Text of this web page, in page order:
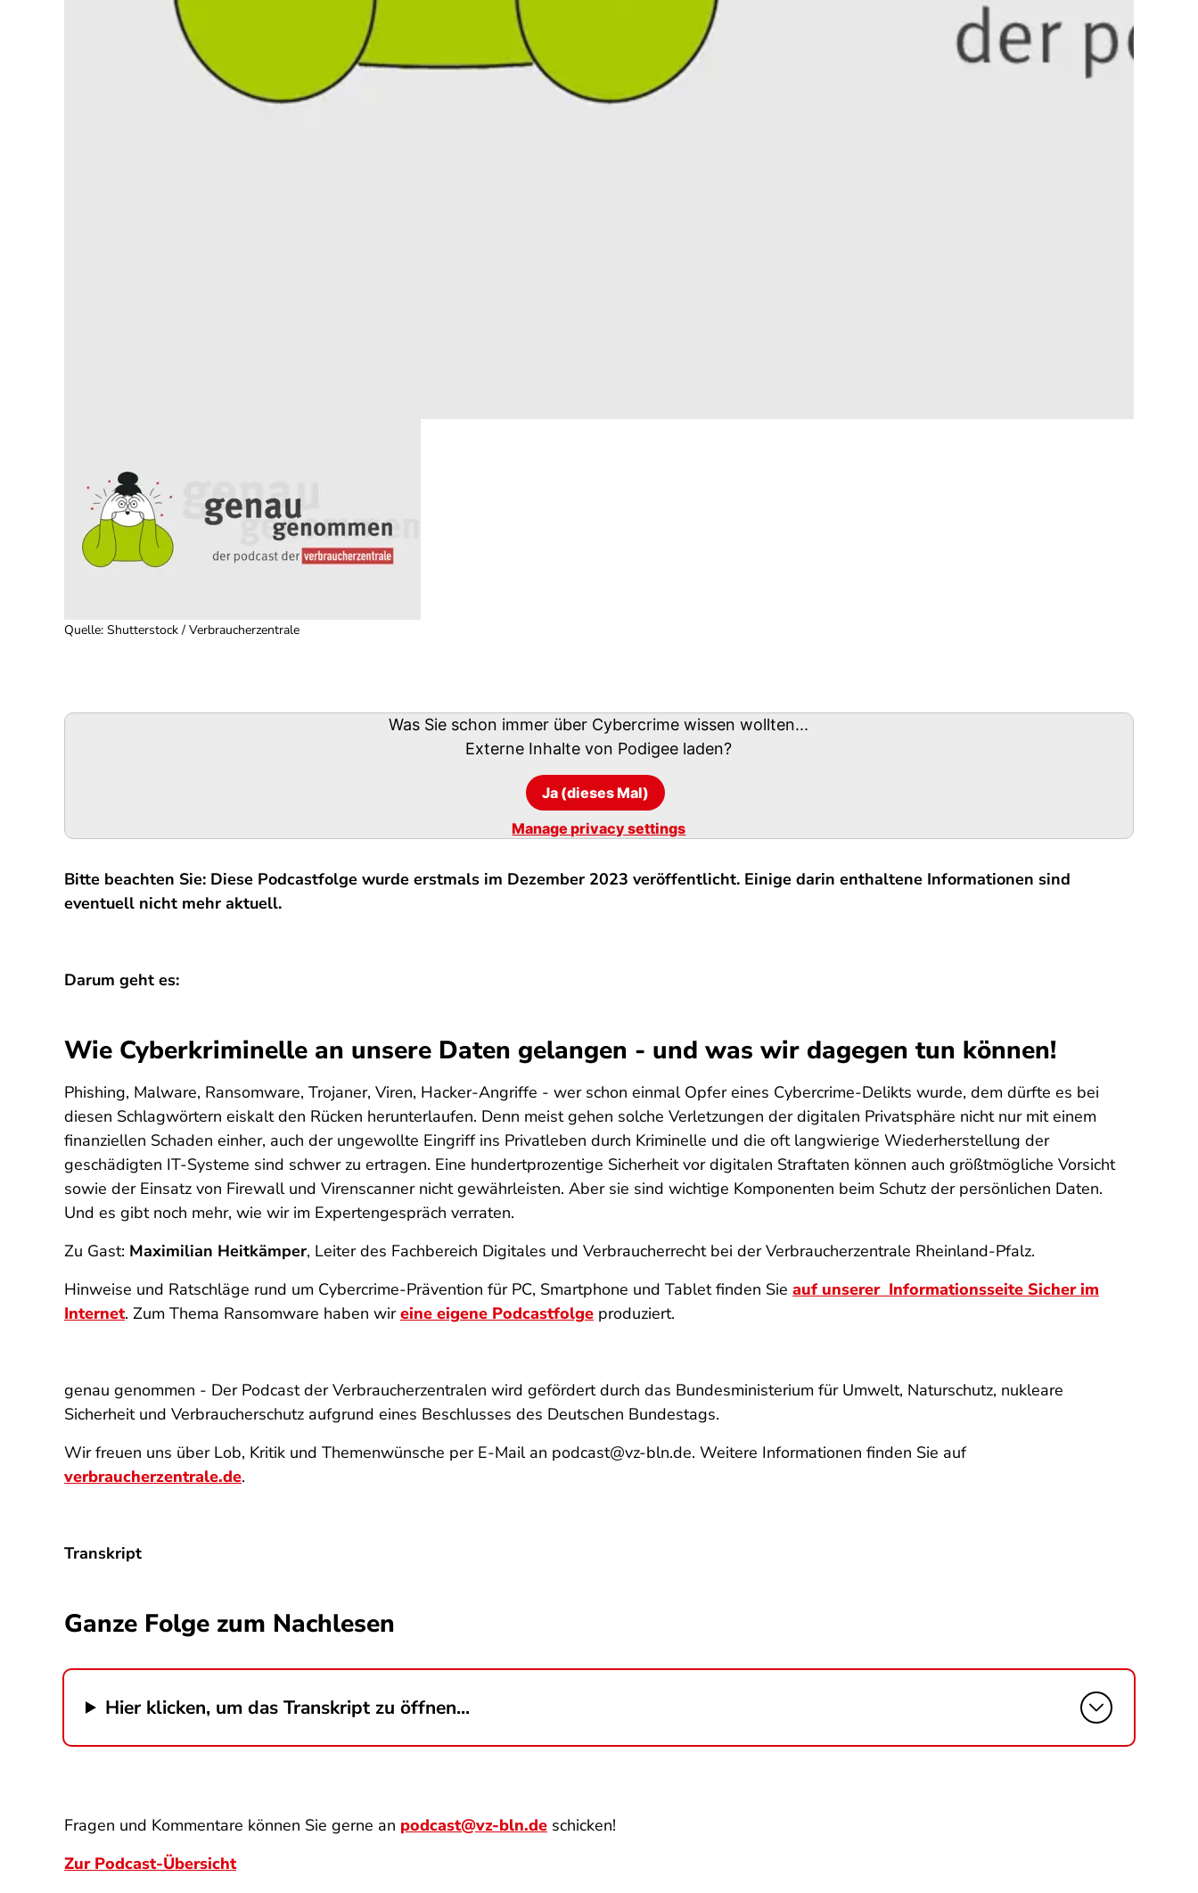
Quelle: Shutterstock / Verbraucherzentrale
Podigee-
Was Sie schon immer über Cybercrime wissen wollten...
Externe Inhalte von Podigee laden?
Ja (dieses Mal)
Manage privacy settings
Bitte beachten Sie: Diese Podcastfolge wurde erstmals im Dezember 2023 veröffentlicht. Einige darin enthaltene Informationen sind
eventuell nicht mehr aktuell.
Darum geht es:
Wie Cyberkriminelle an unsere Daten gelangen - und was wir dagegen tun können!
Phishing, Malware, Ransomware, Trojaner, Viren, Hacker-Angriffe - wer schon einmal Opfer eines Cybercrime-Delikts wurde, dem dürfte es bei
diesen Schlagwörtern eiskalt den Rücken herunterlaufen. Denn meist gehen solche Verletzungen der digitalen Privatsphäre nicht nur mit einem
finanziellen Schaden einher, auch der ungewollte Eingriff ins Privatleben durch Kriminelle und die oft langwierige Wiederherstellung der
geschädigten IT-Systeme sind schwer zu ertragen. Eine hundertprozentige Sicherheit vor digitalen Straftaten können auch größtmögliche Vorsicht
sowie der Einsatz von Firewall und Virenscanner nicht gewährleisten. Aber sie sind wichtige Komponenten beim Schutz der persönlichen Daten.
Und es gibt noch mehr, wie wir im Expertengespräch verraten.
Zu Gast: Maximilian Heitkämper, Leiter des Fachbereich Digitales und Verbraucherrecht bei der Verbraucherzentrale Rheinland-Pfalz.
Hinweise und Ratschläge rund um Cybercrime-Prävention für PC, Smartphone und Tablet finden Sie auf unserer Informationsseite Sicher im
Internet. Zum Thema Ransomware haben wireine eigene Podcastfolge produziert.
genau genommen - Der Podcast der Verbraucherzentralen wird gefördert durch das Bundesministerium für Umwelt, Naturschutz, nukleare
Sicherheit und Verbraucherschutz aufgrund eines Beschlusses des Deutschen Bundestags.
Wir freuen uns über Lob, Kritik und Themenwünsche per E-Mail an podcast@vz-bln.de. Weitere Informationen finden Sie auf
verbraucherzentrale.de.
Transkript
Ganze Folge zum Nachlesen
Hier klicken, um das Transkript zu öffnen...
Fragen und Kommentare können Sie gerne an podcast@vz-bln.de schicken!
Zur Podcast-Übersicht